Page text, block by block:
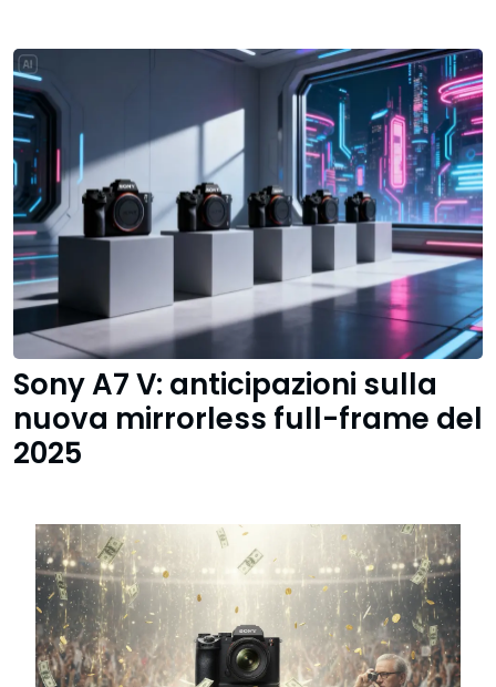
Sony A7 V: anticipazioni sulla
nuova mirrorless full-frame del
2025